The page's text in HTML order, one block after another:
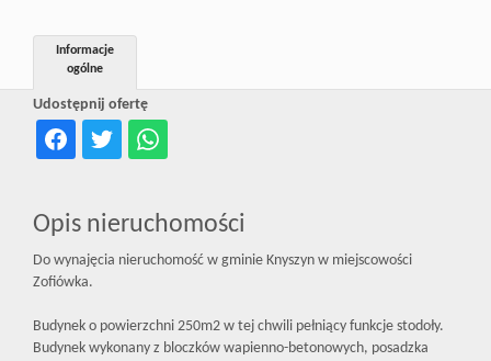
Udostępnij ofertę
Informacje
ogólne
Opis nieruchomości
Do wynajęcia nieruchomość w gminie Knyszyn w miejscowości
Zofiówka.
Budynek o powierzchni 250m2 w tej chwili pełniący funkcje stodoły.
Budynek wykonany z bloczków wapienno-betonowych, posadzka